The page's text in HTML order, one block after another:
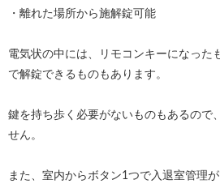
・離れた場所から施解錠可能
電気状の中には、リモコンキーになった
で解錠できるものもあります。
鍵を持ち歩く必要がないものもあるので
せん。
また、室内からボタン1つで入退室管理